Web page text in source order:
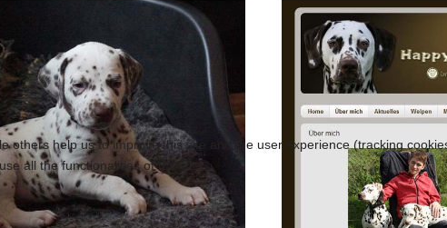
help us to improve this site and the user experience (tracking
all the functionalities of the site.